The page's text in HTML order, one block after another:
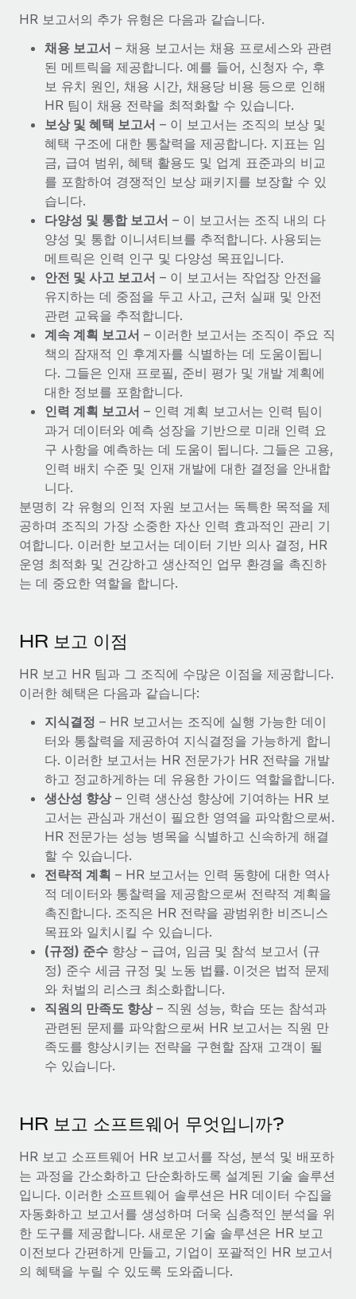
HR 보고서의 추가 유형은 다음과 같습니다.
채용 보고서 – 채용 보고서는 채용 프로세스와 관련
된 메트릭을 제공합니다. 예를 들어, 신청자 수, 후
보 유치 원인, 채용 시간, 채용당 비용 등으로 인해
HR 팀이 채용 전략을 최적화할 수 있습니다.
보상 및 혜택 보고서 – 이 보고서는 조직의 보상 및
혜택 구조에 대한 통찰력을 제공합니다. 지표는 임
금, 급여 범위, 혜택 활용도 및 업계 표준과의 비교
를 포함하여 경쟁적인 보상 패키지를 보장할 수 있
습니다.
다양성 및 통합 보고서 – 이 보고서는 조직 내의 다
양성 및 통합 이니셔티브를 추적합니다. 사용되는
메트릭은 인력 인구 및 다양성 목표입니다.
안전 및 사고 보고서 – 이 보고서는 작업장 안전을
유지하는 데 중점을 두고 사고, 근처 실패 및 안전
관련 교육을 추적합니다.
계속 계획 보고서 – 이러한 보고서는 조직이 주요 직
책의 잠재적 인 후계자를 식별하는 데 도움이됩니
다. 그들은 인재 프로필, 준비 평가 및 개발 계획에
대한 정보를 포함합니다.
인력 계획 보고서 – 인력 계획 보고서는 인력 팀이
과거 데이터와 예측 성장을 기반으로 미래 인력 요
구 사항을 예측하는 데 도움이 됩니다. 그들은 고용,
인력 배치 수준 및 인재 개발에 대한 결정을 안내합
니다.
분명히 각 유형의 인적 자원 보고서는 독특한 목적을 제
공하며 조직의 가장 소중한 자산 인력 효과적인 관리 기
여합니다. 이러한 보고서는 데이터 기반 의사 결정, HR
운영 최적화 및 건강하고 생산적인 업무 환경을 촉진하
는 데 중요한 역할을 합니다.
HR 보고 이점
HR 보고 HR 팀과 그 조직에 수많은 이점을 제공합니다.
이러한 혜택은 다음과 같습니다:
지식결정 – HR 보고서는 조직에 실행 가능한 데이
터와 통찰력을 제공하여 지식결정을 가능하게 합니
다. 이러한 보고서는 HR 전문가가 HR 전략을 개발
하고 정교하게하는 데 유용한 가이드 역할을합니다.
생산성 향상– 인력 생산성 향상에 기여하는 HR 보
고서는 관심과 개선이 필요한 영역을 파악함으로써.
HR 전문가는 성능 병목을 식별하고 신속하게 해결
할 수 있습니다.
전략적 계획 – HR 보고서는 인력 동향에 대한 역사
적 데이터와 통찰력을 제공함으로써 전략적 계획을
촉진합니다. 조직은 HR 전략을 광범위한 비즈니스
목표와 일치시킬 수 있습니다.
(규정) 준수 향상 – 급여, 임금 및 참석 보고서 (규
정) 준수 세금 규정 및 노동 법률. 이것은 법적 문제
와 처벌의 리스크 최소화합니다.
직원의 만족도 향상– 직원 성능, 학습 또는 참석과
관련된 문제를 파악함으로써 HR 보고서는 직원 만
족도를 향상시키는 전략을 구현할 잠재 고객이 될
수 있습니다.
HR 보고 소프트웨어 무엇입니까?
HR 보고 소프트웨어 HR 보고서를 작성, 분석 및 배포하
는 과정을 간소화하고 단순화하도록 설계된 기술 솔루션
입니다. 이러한 소프트웨어 솔루션은 HR 데이터 수집을
자동화하고 보고서를 생성하며 더욱 심층적인 분석을 위
한 도구를 제공합니다. 새로운 기술 솔루션은 HR 보고
이전보다 간편하게 만들고, 기업이 포괄적인 HR 보고서
의 혜택을 누릴 수 있도록 도와줍니다.